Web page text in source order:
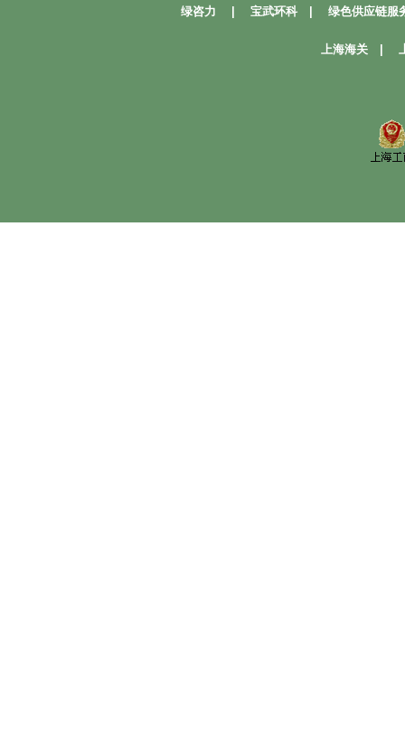
绿咨力
宝武环科 绿色供应链服
上海海关